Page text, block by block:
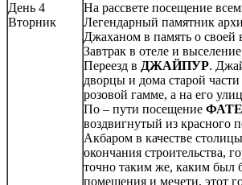
День 4
Вторник
На рассвете посещение
Легендарный памятник
Джаханом в память о
Завтрак в отеле и
Переезд в ДЖАЙПУР.
дворцы и дома старой
розовой гамме, а на его
По – пути посещение
воздвигнутый из красного
Акбаром в качестве
окончания строительства,
точно таким же, каким был
помещения и мечети, этот